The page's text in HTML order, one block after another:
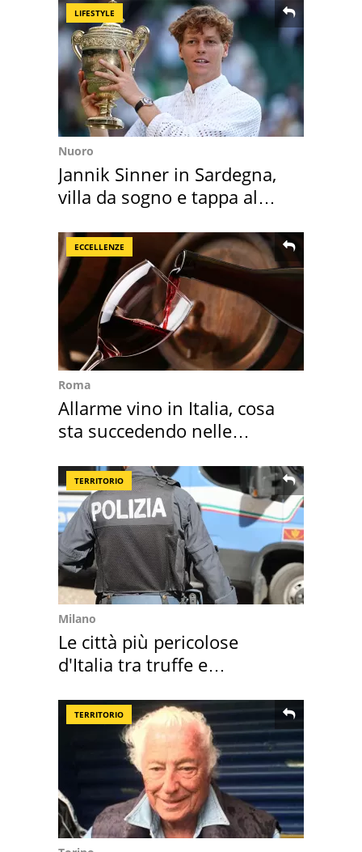
LIFESTYLE
Nuoro
Jannik Sinner in Sardegna,
villa da sogno e tappa al
ECCELLENZE
Roma
Allarme vino in Italia, cosa
sta succedendo nelle
TERRITORIO
Milano
Le città più pericolose
d'Italia tra truffe e
TERRITORIO